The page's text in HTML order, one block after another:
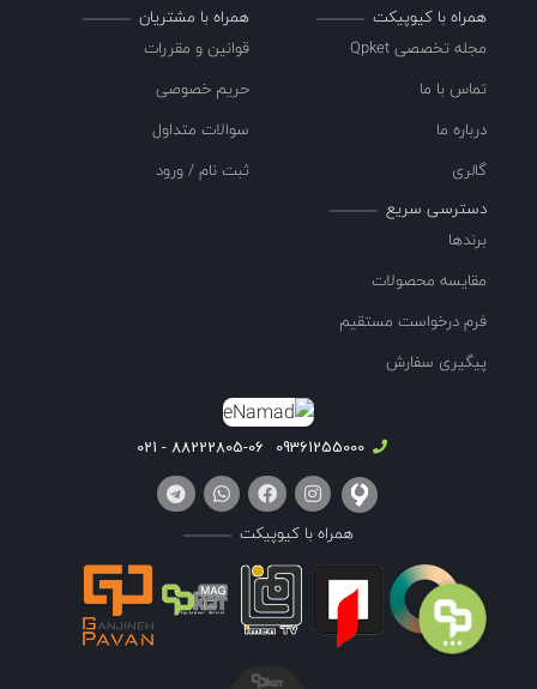
همراه با کیوپیکت
مجله تخصصی Qpket
تماس با ما
درباره ما
گالری
همراه با مشتریان
قوانین و مقررات
حریم خصوصی
سوالات متداول
ثبت نام / ورود
دسترسی سریع
برندها
مقایسه محصولات
فرم درخواست مستقیم
پیگیری سفارش
09361255000
88222805-06 - 021
همراه با کیوپیکت